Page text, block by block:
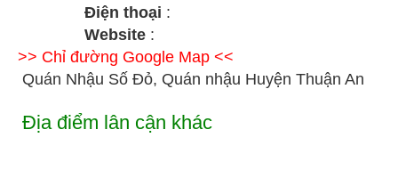
Điện thoại :
Website :
>> Chỉ đường Google Map <<
Quán Nhậu Số Đỏ, Quán nhậu Huyện Thuận An
Địa điểm lân cận khác